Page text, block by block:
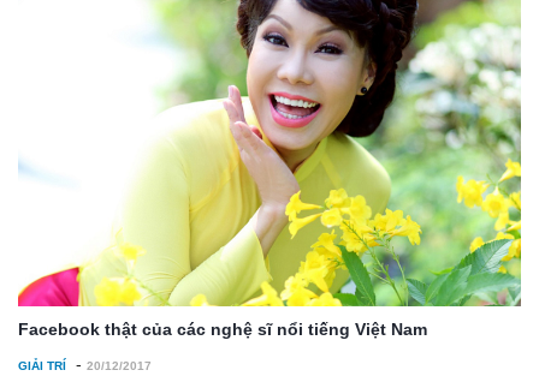
Facebook thật của các nghệ sĩ nổi tiếng Việt Nam
GIẢI TRÍ - 20/12/2017